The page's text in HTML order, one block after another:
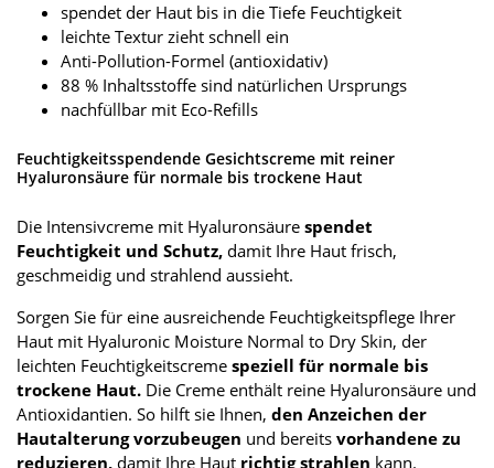
spendet der Haut bis in die Tiefe Feuchtigkeit
leichte Textur zieht schnell ein
Anti-Pollution-Formel (antioxidativ)
88 % Inhaltsstoffe sind natürlichen Ursprungs
nachfüllbar mit Eco-Refills
Feuchtigkeitsspendende Gesichtscreme mit reiner
Hyaluronsäure für normale bis trockene Haut
Die Intensivcreme mit Hyaluronsäure spendet
Feuchtigkeit und Schutz, damit Ihre Haut frisch,
geschmeidig und strahlend aussieht.
Sorgen Sie für eine ausreichende Feuchtigkeitspflege Ihrer
Haut mit Hyaluronic Moisture Normal to Dry Skin, der
leichten Feuchtigkeitscreme speziell für normale bis
trockene Haut. Die Creme enthält reine Hyaluronsäure und
Antioxidantien. So hilft sie Ihnen, den Anzeichen der
Hautalterung vorzubeugen und bereits vorhandene zu
reduzieren, damit Ihre Haut richtig strahlen kann.